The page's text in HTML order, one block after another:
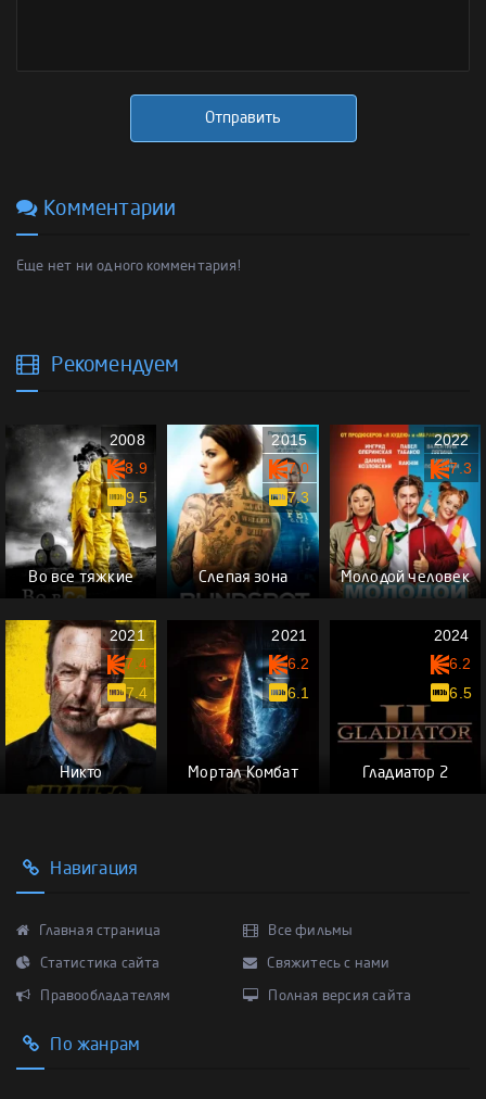
Отправить
Комментарии
Еще нет ни одного комментария!
Рекомендуем
Во все тяжкие
2008
8.9
9.5
Слепая зона
2015
7.0
7.3
Молодой человек
2022
7.3
Никто
2021
7.4
7.4
Мортал Комбат
2021
6.2
6.1
Гладиатор 2
2024
6.2
6.5
Навигация
Главная страница Все фильмы
Статистика сайта Свяжитесь с нами
Правообладателям Полная версия сайта
По жанрам